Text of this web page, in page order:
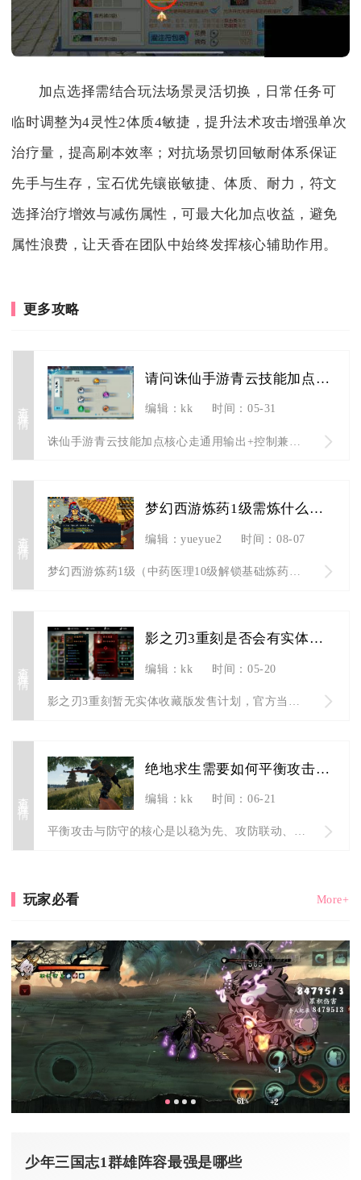
加点选择需结合玩法场景灵活切换，日常任务可
临时调整为4灵性2体质4敏捷，提升法术攻击增强单次
治疗量，提高刷本效率；对抗场景切回敏耐体系保证
先手与生存，宝石优先镶嵌敏捷、体质、耐力，符文
选择治疗增效与减伤属性，可最大化加点收益，避免
属性浪费，让天香在团队中始终发挥核心辅助作用。
更多攻略
查看详情
请问诛仙手游青云技能加点怎样
编辑：kk 时间：05-31
查看详情
梦幻西游炼药1级需炼什么药材
编辑：yueyue2 时间：08-07
影之刃3重刻是否会有实体收藏版发售
编辑：kk 时间：05-20
影之刃3重刻暂无实体收藏版发售计划，官方当前仅推出常规数字版...
查看详情
绝地求生需要如何平衡攻击与防守
编辑：kk 时间：06-21
平衡攻击与防守的核心是以稳为先、攻防联动、因地因时转换节奏，...
玩家必看 More+
少年三国志1群雄阵容最强是哪些